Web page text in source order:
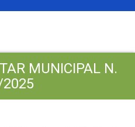
MUNICIPAL N.